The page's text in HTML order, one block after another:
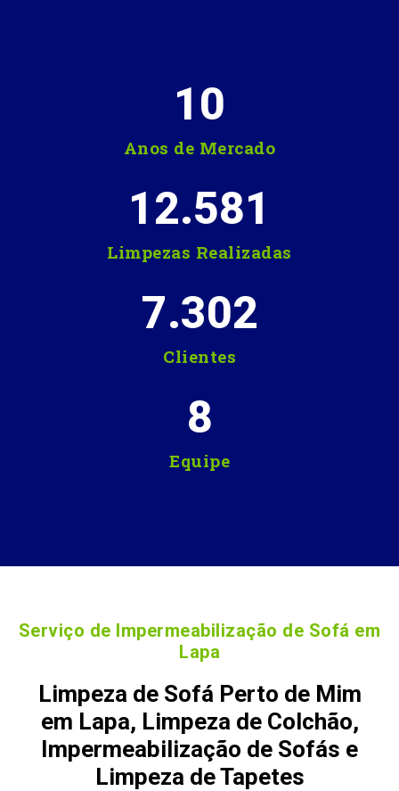
Anos de Mercado
10
Limpezas Realizadas
12.581
Clientes
7.302
Equipe
8
Serviço de Impermeabilização de Sofá em
Lapa
Limpeza de Sofá Perto de Mim
em Lapa, Limpeza de Colchão,
Impermeabilização de Sofás e
Limpeza de Tapetes